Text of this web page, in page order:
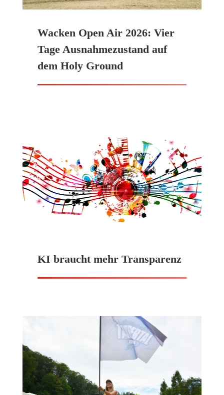
Wacken Open Air 2026: Vier
Tage Ausnahmezustand auf
dem Holy Ground
KI braucht mehr Transparenz